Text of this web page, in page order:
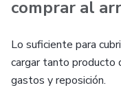
comprar al
Lo suficiente para
cargar tanto producto
gastos y reposición.